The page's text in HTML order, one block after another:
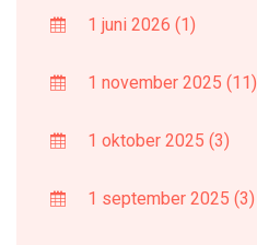
1 juni 2026 (1)
1 november 2025 (11)
1 oktober 2025 (3)
1 september 2025 (3)